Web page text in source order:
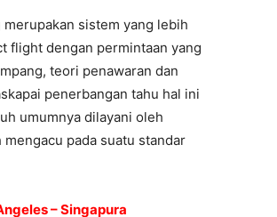
sistem yang lebih
flight dengan permintaan yang
teori penawaran dan
penerbangan tahu hal ini
umumnya dilayani oleh
pada suatu standar
– Singapura